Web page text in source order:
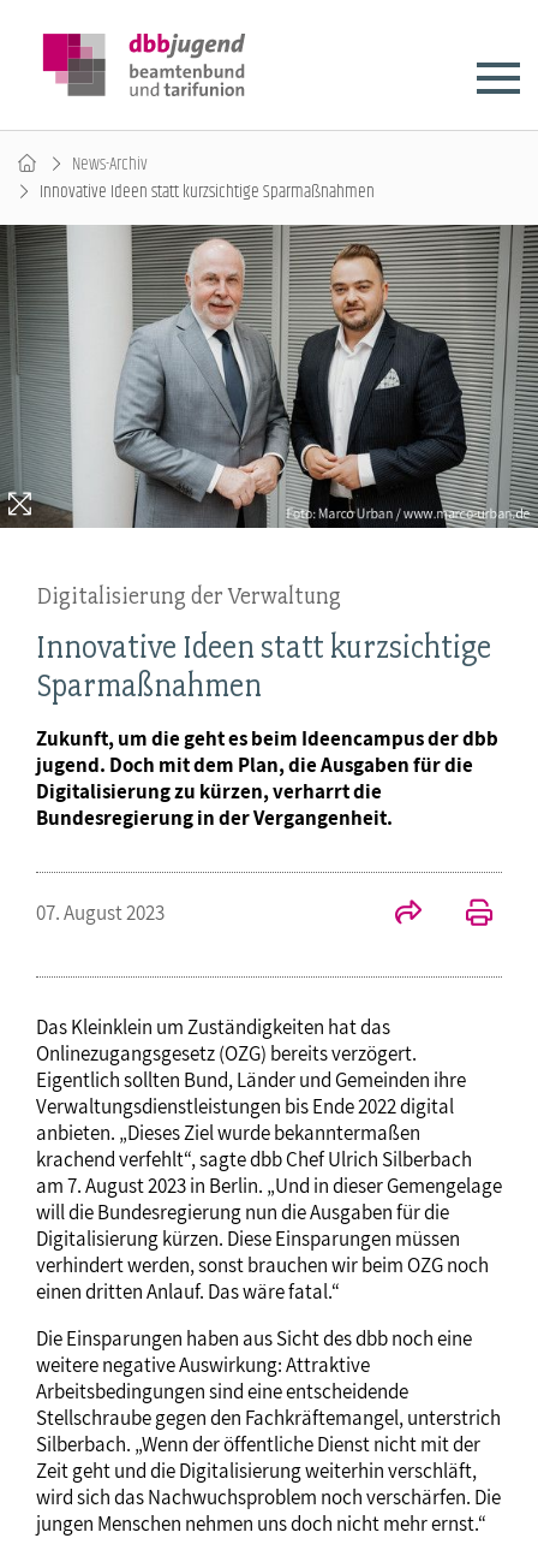
News-Archiv
Innovative Ideen statt kurzsichtige Sparmaßnahmen
Digitalisierung der Verwaltung
Innovative Ideen statt kurzsichtige
Sparmaßnahmen
Zukunft, um die geht es beim Ideencampus der dbb
jugend. Doch mit dem Plan, die Ausgaben für die
Digitalisierung zu kürzen, verharrt die
Bundesregierung in der Vergangenheit.
07. August 2023
Das Kleinklein um Zuständigkeiten hat das
Onlinezugangsgesetz (OZG) bereits verzögert.
Eigentlich sollten Bund, Länder und Gemeinden ihre
Verwaltungsdienstleistungen bis Ende 2022 digital
anbieten. „Dieses Ziel wurde bekanntermaßen
krachend verfehlt“, sagte dbb Chef Ulrich Silberbach
am 7. August 2023 in Berlin. „Und in dieser Gemengelage
will die Bundesregierung nun die Ausgaben für die
Digitalisierung kürzen. Diese Einsparungen müssen
verhindert werden, sonst brauchen wir beim OZG noch
einen dritten Anlauf. Das wäre fatal.“
Die Einsparungen haben aus Sicht des dbb noch eine
weitere negative Auswirkung: Attraktive
Arbeitsbedingungen sind eine entscheidende
Stellschraube gegen den Fachkräftemangel, unterstrich
Silberbach. „Wenn der öffentliche Dienst nicht mit der
Zeit geht und die Digitalisierung weiterhin verschläft,
wird sich das Nachwuchsproblem noch verschärfen. Die
jungen Menschen nehmen uns doch nicht mehr ernst.“